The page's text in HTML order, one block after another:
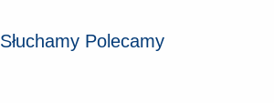
Słuchamy Polecamy